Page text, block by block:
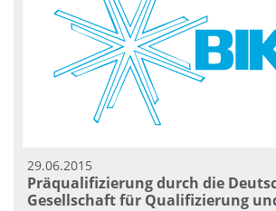
29.06.2015
Präqualifizierung durch die
Gesellschaft für Qualifizierung